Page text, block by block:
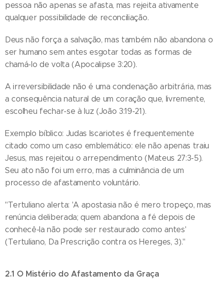
pessoa não apenas se afasta, mas rejeita ativamente
qualquer possibilidade de reconciliação.
Deus não força a salvação, mas também não abandona o
ser humano sem antes esgotar todas as formas de
chamá-lo de volta (Apocalipse 3:20).
A irreversibilidade não é uma condenação arbitrária, mas
a consequência natural de um coração que, livremente,
escolheu fechar-se à luz (João 3:19-21).
Exemplo bíblico: Judas Iscariotes é frequentemente
citado como um caso emblemático: ele não apenas traiu
Jesus, mas rejeitou o arrependimento (Mateus 27:3-5).
Seu ato não foi um erro, mas a culminância de um
processo de afastamento voluntário.
"Tertuliano alerta: 'A apostasia não é mero tropeço, mas
renúncia deliberada; quem abandona a fé depois de
conhecê-la não pode ser restaurado como antes'
(Tertuliano, Da Prescrição contra os Hereges, 3)."
2.1 O Mistério do Afastamento da Graça